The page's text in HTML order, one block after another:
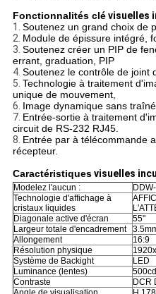
Fonctionnalités clévisuelles
1. Soutenez un grand choix de
2. Module de épissure intégré,
3. Soutenez créer un PIP de
errant, graduation, PIP
4. Soutenez le contrôle de joint
5. Technologie à traitement
unique de mouvement,
6. Image dynamique sans
7. Entrée-sortie à traitement
circuit de RS-232 RJ45.
8. Entrée par à télécommande
récepteur.
Caractéristiquesvisuelles
Modelez l'aucun :
Technologie d'affichage à
cristaux liquides
Diagonale active d'écran
55"
Largeur totale d'encadrement
Allongement
16:9
Résolution physique
Système de Backight
LED
Luminance (lentes)
Contraste
DCR